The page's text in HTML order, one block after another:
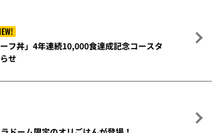
ーフ丼」4年連続10,000食達成記念コースタ
せ